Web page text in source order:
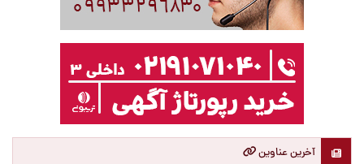
آخرین عناوین